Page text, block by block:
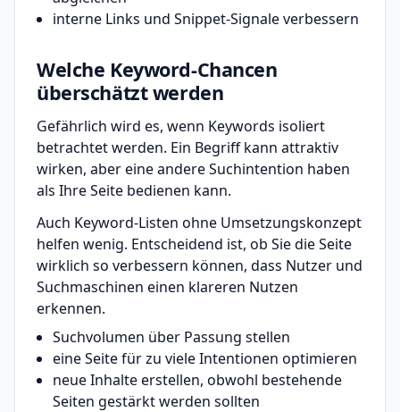
interne Links und Snippet-Signale verbessern
Welche Keyword-Chancen
überschätzt werden
Gefährlich wird es, wenn Keywords isoliert
betrachtet werden. Ein Begriff kann attraktiv
wirken, aber eine andere Suchintention haben
als Ihre Seite bedienen kann.
Auch Keyword-Listen ohne Umsetzungskonzept
helfen wenig. Entscheidend ist, ob Sie die Seite
wirklich so verbessern können, dass Nutzer und
Suchmaschinen einen klareren Nutzen
erkennen.
Suchvolumen über Passung stellen
eine Seite für zu viele Intentionen optimieren
neue Inhalte erstellen, obwohl bestehende
Seiten gestärkt werden sollten